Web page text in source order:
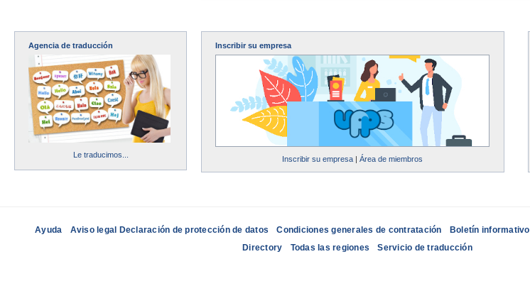
Agencia de traducción
Le traducimos...
Inscribir su empresa
Inscribir su empresa |Área de miembros
Ayuda Aviso legal Declaración de protección de datos Condiciones generales de contratación Boletín informativo
Directory
Todas las regiones Servicio de traducción